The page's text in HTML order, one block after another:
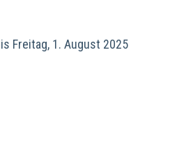
Freitag, 1. August 2025